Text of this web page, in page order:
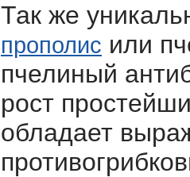
Так же
прополис или
пчелиный
рост
обладает